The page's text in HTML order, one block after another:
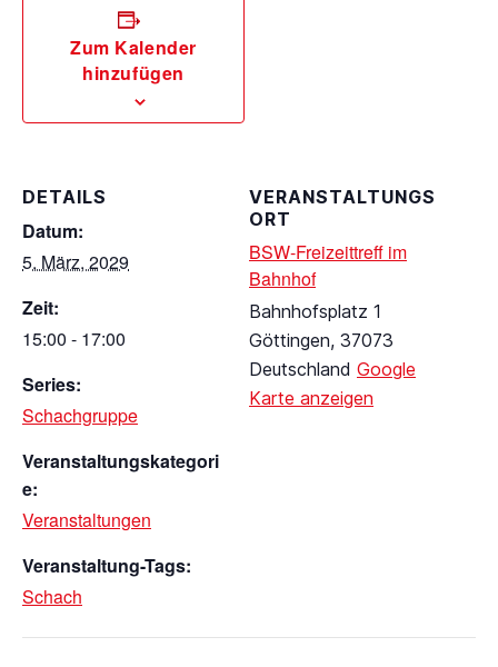
Zum Kalender
hinzufügen
DETAILS
Datum:
5. März, 2029
Zeit:
15:00 - 17:00
Series:
Schachgruppe
Veranstaltungskategori
e:
Veranstaltungen
Veranstaltung-Tags:
Schach
VERANSTALTUNGS
ORT
BSW-Freizeittreff im
Bahnhof
Bahnhofsplatz 1
Göttingen, 37073
Deutschland Google
Karte anzeigen